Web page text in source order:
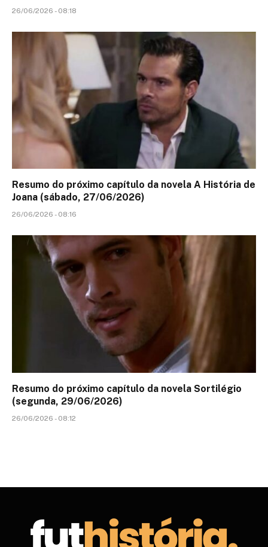
26/06/2026 - 08:18
Resumo do próximo capítulo da novela A História de
Joana (sábado, 27/06/2026)
26/06/2026 - 08:16
Resumo do próximo capítulo da novela Sortilégio
(segunda, 29/06/2026)
26/06/2026 - 08:12